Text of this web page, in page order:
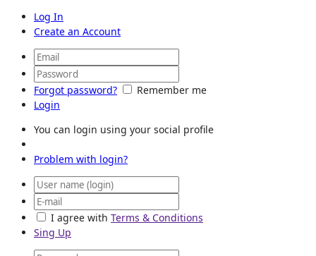
Log In
Create an Account
Forgot password?
Remember me
Login
You can login using your social profile
Problem with login?
I agree with Terms & Conditions
Sing Up